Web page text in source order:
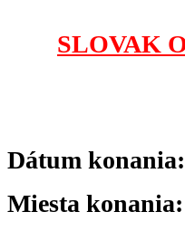
SLOVAK
Dátum konania:
Miesta konania: